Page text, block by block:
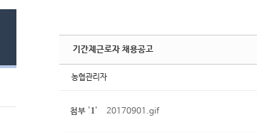
기간제근로자 채용공고
농협관리자
첨부 '1' 20170901.gif